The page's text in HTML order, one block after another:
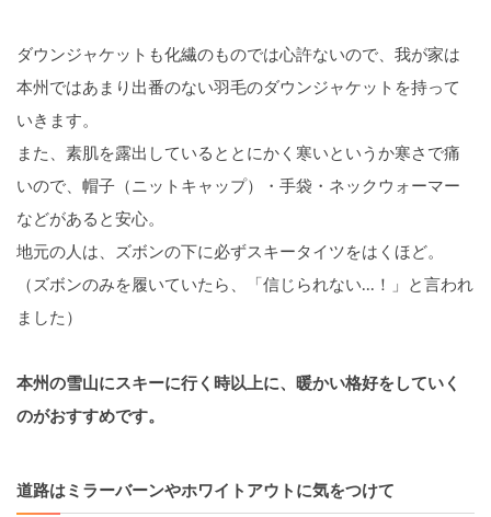
ダウンジャケットも化繊のものでは心許ないので、我が家は
本州ではあまり出番のない羽毛のダウンジャケットを持って
いきます。
また、素肌を露出しているととにかく寒いというか寒さで痛
いので、帽子（ニットキャップ）・手袋・ネックウォーマー
などがあると安心。
地元の人は、ズボンの下に必ずスキータイツをはくほど。
（ズボンのみを履いていたら、「信じられない...！」と言われ
ました）
本州の雪山にスキーに行く時以上に、暖かい格好をしていく
のがおすすめです。
道路はミラーバーンやホワイトアウトに気をつけて